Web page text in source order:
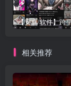
相关推荐